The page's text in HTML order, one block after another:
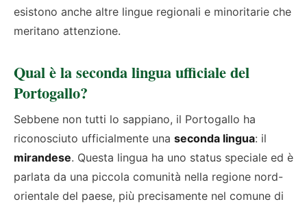
esistono anche altre lingue regionali e minoritarie che
meritano attenzione.
Qual è la seconda lingua ufficiale del
Portogallo?
Sebbene non tutti lo sappiano, il Portogallo ha
riconosciuto ufficialmente una seconda lingua: il
mirandese. Questa lingua ha uno status speciale ed è
parlata da una piccola comunità nella regione nord-
orientale del paese, più precisamente nel comune di